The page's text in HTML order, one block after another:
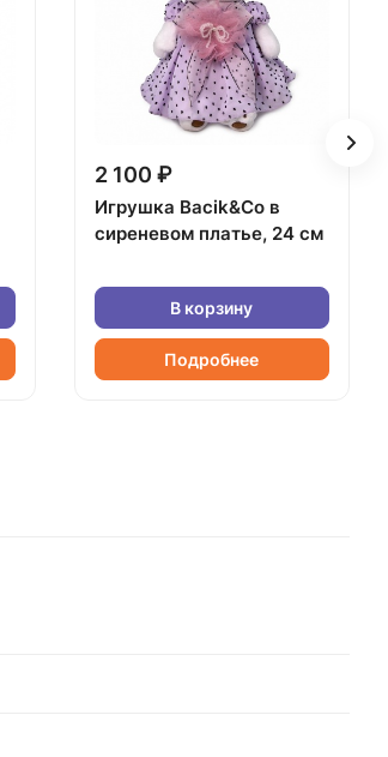
2 100 ₽
Игрушка Bacik&Co в
сиреневом платье, 24 см
В корзину
Подробнее